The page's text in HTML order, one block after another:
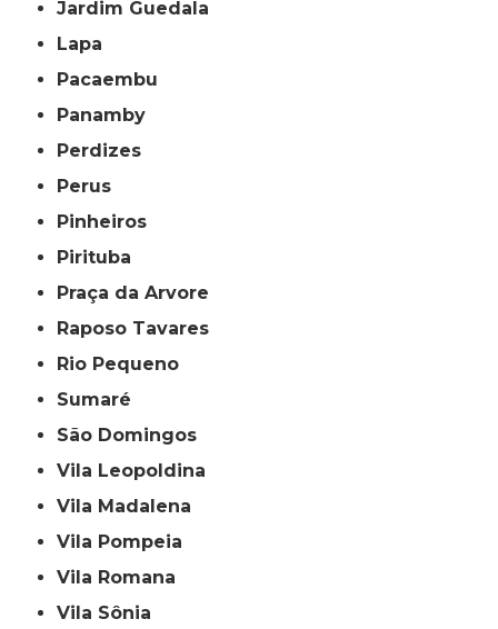
Jardim Guedala
Lapa
Pacaembu
Panamby
Perdizes
Perus
Pinheiros
Pirituba
Praça da Arvore
Raposo Tavares
Rio Pequeno
Sumaré
São Domingos
Vila Leopoldina
Vila Madalena
Vila Pompeia
Vila Romana
Vila Sônia